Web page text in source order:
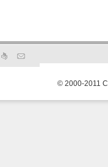
© 2000-2011